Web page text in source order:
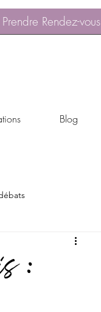
Prendre Rendez-vous
Blog
: